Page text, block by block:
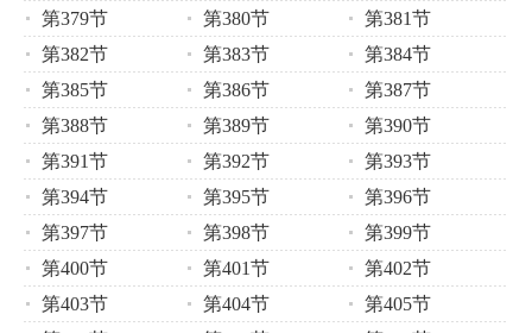
第379节
第380节
第381节
第382节
第383节
第384节
第385节
第386节
第387节
第388节
第389节
第390节
第391节
第392节
第393节
第394节
第395节
第396节
第397节
第398节
第399节
第400节
第401节
第402节
第403节
第404节
第405节